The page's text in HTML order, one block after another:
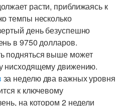
расти, приближаясь к
темпы несколько
день безуспешно
в 9750 долларов.
подняться выше может
нисходящему движению.
за неделю два важных уровня
к ключевому
на котором 2 недели